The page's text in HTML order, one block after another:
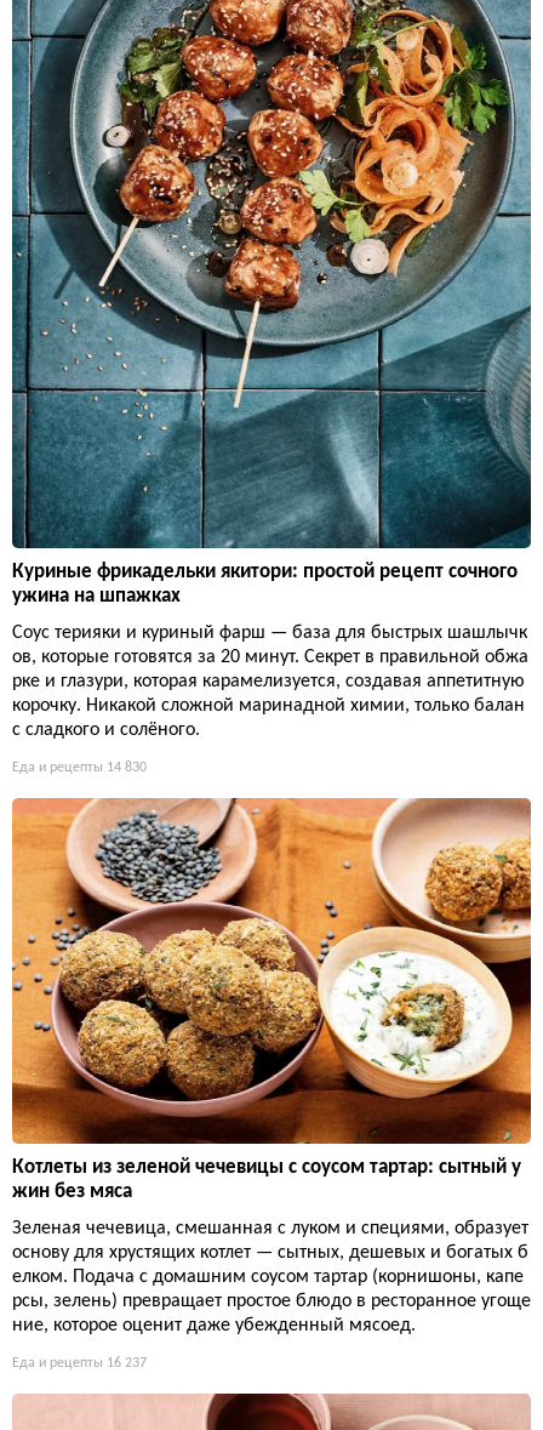
Куриные фрикадельки якитори: простой рецепт сочного
ужина на шпажках
Соус терияки и куриный фарш — база для быстрых шашлычк
ов, которые готовятся за 20 минут. Секрет в правильной обжа
рке и глазури, которая карамелизуется, создавая аппетитную
корочку. Никакой сложной маринадной химии, только балан
с сладкого и солёного.
Еда и рецепты 14 830
Котлеты из зеленой чечевицы с соусом тартар: сытный у
жин без мяса
Зеленая чечевица, смешанная с луком и специями, образует
основу для хрустящих котлет — сытных, дешевых и богатых б
елком. Подача с домашним соусом тартар (корнишоны, капе
рсы, зелень) превращает простое блюдо в ресторанное угоще
ние, которое оценит даже убежденный мясоед.
Еда и рецепты 16 237